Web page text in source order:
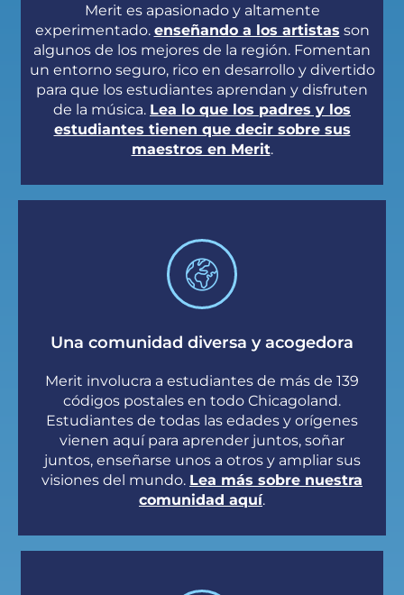
Merit es apasionado y altamente
experimentado. enseñando a los artistas son
algunos de los mejores de la región. Fomentan
un entorno seguro, rico en desarrollo y divertido
para que los estudiantes aprendan y disfruten
de la música. Lea lo que los padres y los
estudiantes tienen que decir sobre sus
maestros en Merit.
Una comunidad diversa y acogedora
Merit involucra a estudiantes de más de 139
códigos postales en todo Chicagoland.
Estudiantes de todas las edades y orígenes
vienen aquí para aprender juntos, soñar
juntos, enseñarse unos a otros y ampliar sus
visiones del mundo. Lea más sobre nuestra
comunidad aquí.